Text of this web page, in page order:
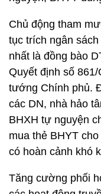
Chủ động tham
tục trích ngân
nhất là đồng bào
Quyết định số
tướng Chính phủ.
các DN, nhà hảo
BHXH tự nguyện
mua thẻ BHYT
có hoàn cảnh khó
Tăng cường phối